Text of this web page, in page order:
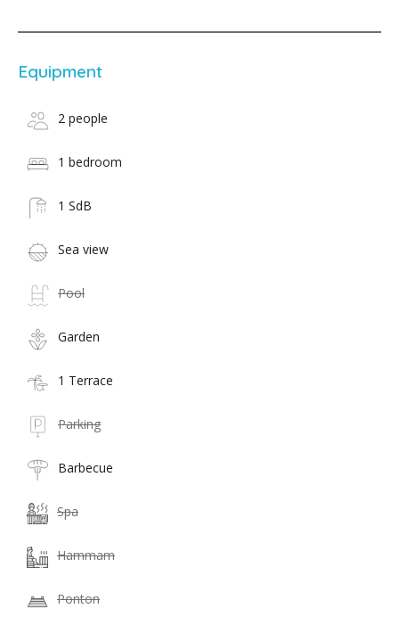
Equipment
2 people
1 bedroom
1 SdB
Sea view
Pool
Garden
1 Terrace
Parking
Barbecue
Spa
Hammam
Ponton